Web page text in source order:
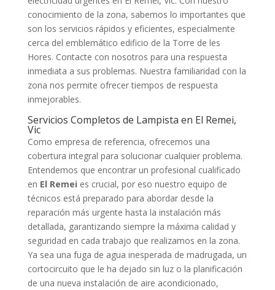
conocimiento de la zona, sabemos lo importantes que
son los servicios rápidos y eficientes, especialmente
cerca del emblemático edificio de la Torre de les
Hores. Contacte con nosotros para una respuesta
inmediata a sus problemas. Nuestra familiaridad con la
zona nos permite ofrecer tiempos de respuesta
inmejorables.
Servicios Completos de Lampista en El Remei,
Vic
Como empresa de referencia, ofrecemos una
cobertura integral para solucionar cualquier problema.
Entendemos que encontrar un profesional cualificado
en El Remei es crucial, por eso nuestro equipo de
técnicos está preparado para abordar desde la
reparación más urgente hasta la instalación más
detallada, garantizando siempre la máxima calidad y
seguridad en cada trabajo que realizamos en la zona.
Ya sea una fuga de agua inesperada de madrugada, un
cortocircuito que le ha dejado sin luz o la planificación
de una nueva instalación de aire acondicionado,